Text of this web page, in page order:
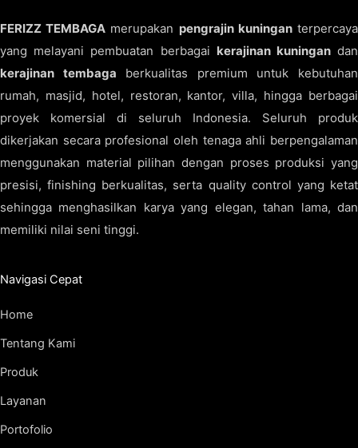
FERIZZ TEMBAGA merupakan pengrajin kuninganterpercaya
yang melayani pembuatan berbagai kerajinan kuningandan
kerajinan tembaga berkualitas premium untuk kebutuhan
rumah, masjid, hotel, restoran, kantor, villa, hingga berbagai
proyek komersial di seluruh Indonesia. Seluruh produk
dikerjakan secara profesional oleh tenaga ahli berpengalaman
menggunakan material pilihan dengan proses produksi yang
presisi, finishing berkualitas, serta quality control yang ketat
sehingga menghasilkan karya yang elegan, tahan lama, dan
memiliki nilai seni tinggi.
Navigasi Cepat
Home
Tentang Kami
Produk
Layanan
Portofolio